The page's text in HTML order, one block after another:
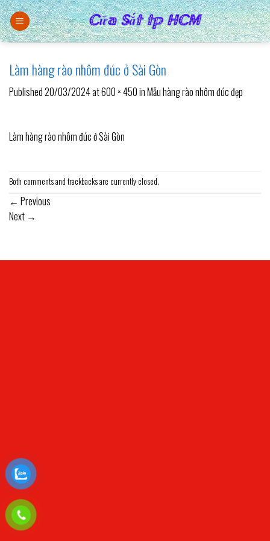
Skip
to
content
Làm hàng rào nhôm đúc ở Sài Gòn
Published20/03/2024at600 × 450inMẫu hàng rào nhôm đúc đẹp
Làm hàng rào nhôm đúc ở Sài Gòn
Both comments and trackbacks are currently closed.
← Previous
Next →